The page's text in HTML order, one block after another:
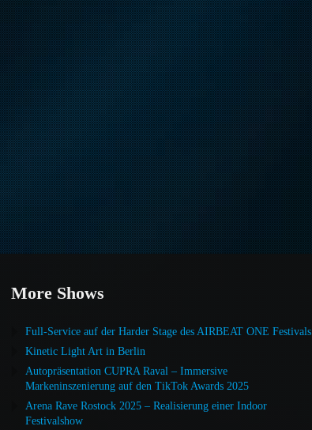
More Shows
Full-Service auf der Harder Stage des AIRBEAT ONE Festivals
Kinetic Light Art in Berlin
Autopräsentation CUPRA Raval – Immersive
Markeninszenierung auf den TikTok Awards 2025
Arena Rave Rostock 2025 – Realisierung einer Indoor
Festivalshow